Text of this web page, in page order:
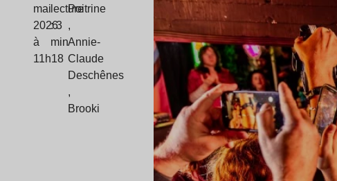
mai
2026
à
11h18
lecture
: 3
min
Poitrine
,
Annie-
Claude
Deschênes
,
Brooki